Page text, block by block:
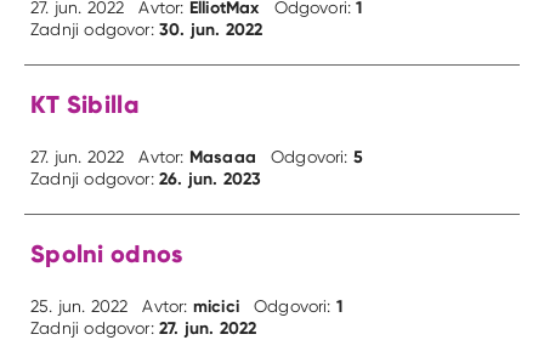
27. jun. 2022 Avtor: ElliotMax Odgovori:1
Zadnji odgovor:30. jun. 2022
KT Sibilla
27. jun. 2022 Avtor: Masaaa Odgovori: 5
Zadnji odgovor:26. jun. 2023
Spolni odnos
25. jun. 2022 Avtor: micici Odgovori: 1
Zadnji odgovor:27. jun. 2022